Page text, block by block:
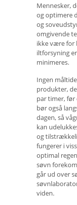
Mennesker,
og optimere
og
omgivende
ikke være for
iltforsyning
minimeres.
Ingen
produkter,
par timer, før
bør også
dagen, så
kan
og
fungerer i
optimal
søvn
går ud over
viden.